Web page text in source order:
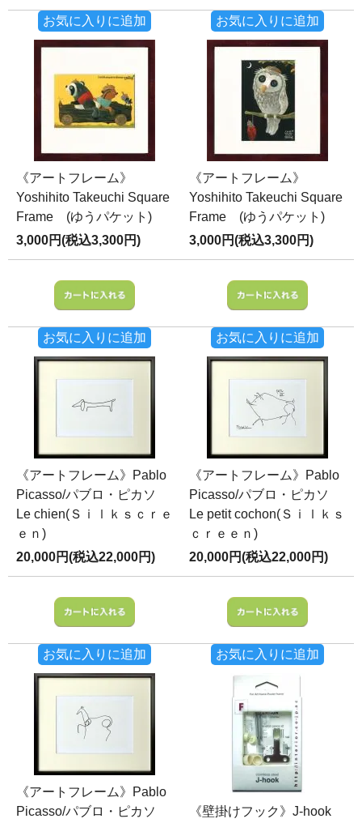
お気に入りに追加 お気に入りに追加
《アートフレーム》
Yoshihito Takeuchi Square
Frame (ゆうパケット)
3,000円(税込3,300円)
お気に入りに追加
《アートフレーム》
Yoshihito Takeuchi Square
Frame (ゆうパケット)
3,000円(税込3,300円)
お気に入りに追加
《アートフレーム》Pablo
Picasso/パブロ・ピカソ
Le chien(Ｓｉｌｋｓｃｒｅ
ｅｎ)
20,000円(税込22,000円)
お気に入りに追加
《アートフレーム》Pablo
Picasso/パブロ・ピカソ
Le petit cochon(Ｓｉｌｋｓ
ｃｒｅｅｎ)
20,000円(税込22,000円)
お気に入りに追加
《アートフレーム》Pablo
Picasso/パブロ・ピカソ
《壁掛けフック》J-hook